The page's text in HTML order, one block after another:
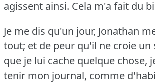
agissent ainsi. Cela m'a fait du
Je me dis qu'un jour, Jonathan
tout; et de peur qu'il ne croie un
que je lui cache quelque chose,
tenir mon journal, comme